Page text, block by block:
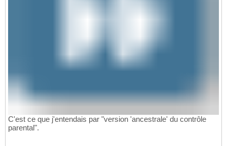
C'est ce que j'entendais par "version 'ancestrale' du contrôle
parental".